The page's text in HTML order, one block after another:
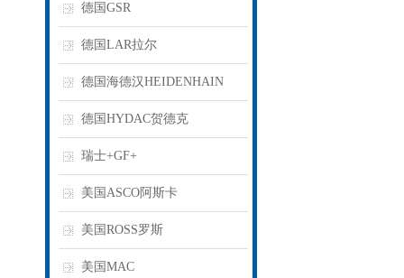
德国GSR
德国LAR拉尔
德国海德汉HEIDENHAIN
德国HYDAC贺德克
瑞士+GF+
美国ASCO阿斯卡
美国ROSS罗斯
美国MAC